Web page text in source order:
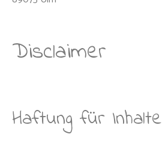
Disclaimer
Haftung für Inhalte